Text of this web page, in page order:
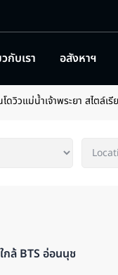
กับเรา อสังหาฯ
วิวแม่น้ำเจ้าพระยา สไตล์เ
กล้ BTS อ่อนนุช